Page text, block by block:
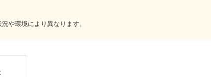
や環境により異なります。